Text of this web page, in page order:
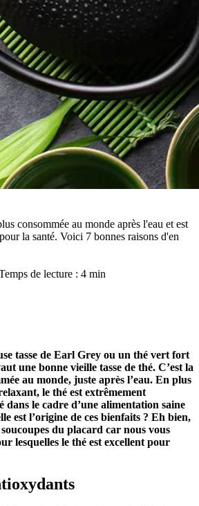
consommée au monde après l'eau et est
la santé. Voici 7 bonnes raisons d'en
de lecture : 4 min
tasse de Earl Grey ou un thé vert fort
une bonne vieille tasse de thé. C’est la
au monde, juste après l’eau. En plus
le thé est extrêmement
dans le cadre d’une alimentation saine
est l’origine de ces bienfaits ? Eh bien,
soucoupes du placard car nous vous
lesquelles le thé est excellent pour